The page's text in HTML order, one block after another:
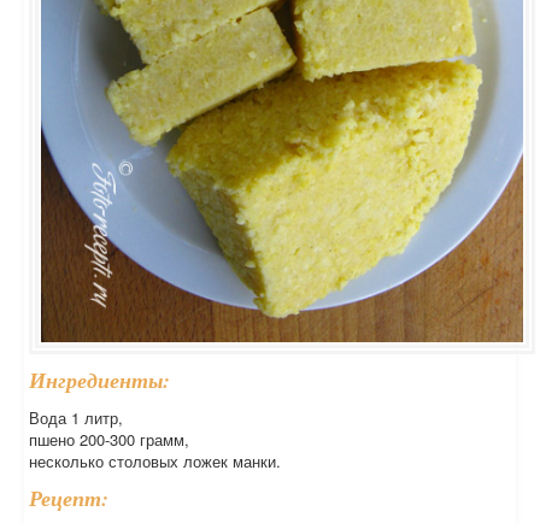
Ингредиенты:
Вода 1 литр,
пшено 200-300 грамм,
несколько столовых ложек манки.
Рецепт: